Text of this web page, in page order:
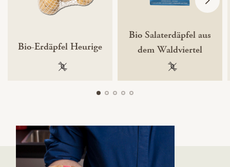
Bio-Erdäpfel Heurige
100 % gentechnikfrei
Bio Salaterdäpfel aus
dem Waldviertel
100 %